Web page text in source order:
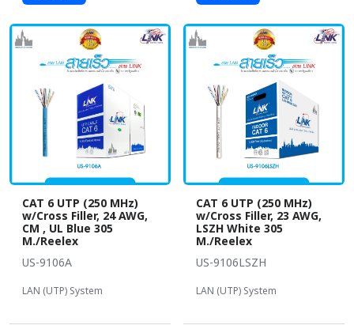
CAT 6 UTP (250 MHz)
w/Cross Filler, 24 AWG,
CM , UL Blue 305
M./Reelex
US-9106A
LAN (UTP) System
CAT 6 UTP (250 MHz)
w/Cross Filler, 23 AWG,
LSZH White 305
M./Reelex
US-9106LSZH
LAN (UTP) System